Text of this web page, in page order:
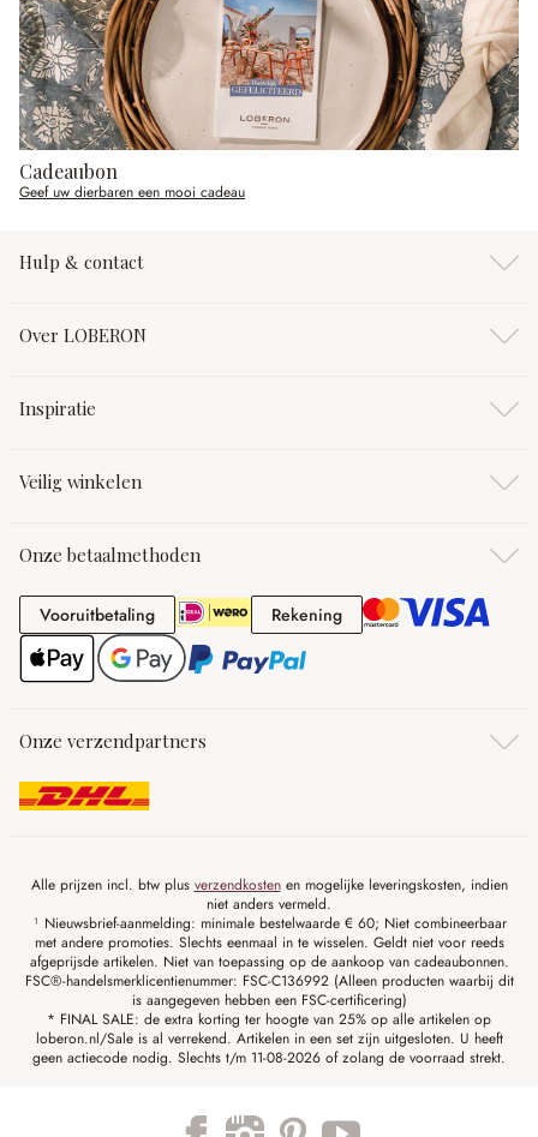
Cadeaubon
Geef uw dierbaren een mooi cadeau
Hulp & contact
Over LOBERON
Inspiratie
Veilig winkelen
Onze betaalmethoden
VooruitbetalingVooruitbetaling RekeningRekening
Onze verzendpartners
Alle prijzen incl. btw plus verzendkostenen mogelijke leveringskosten, indien
niet anders vermeld.
¹ Nieuwsbrief-aanmelding: minimale bestelwaarde € 60; Niet combineerbaar
met andere promoties. Slechts eenmaal in te wisselen. Geldt niet voor reeds
afgeprijsde artikelen. Niet van toepassing op de aankoop van cadeaubonnen.
FSC®-handelsmerklicentienummer: FSC-C136992 (Alleen producten waarbij dit
is aangegeven hebben een FSC-certificering)
* FINAL SALE: de extra korting ter hoogte van 25% op alle artikelen op
loberon.nl/Sale is al verrekend. Artikelen in een set zijn uitgesloten. U heeft
geen actiecode nodig. Slechts t/m 11-08-2026 of zolang de voorraad strekt.